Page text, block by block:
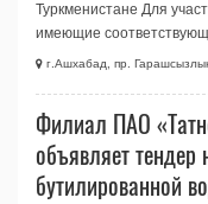
Туркменистане Для
имеющие
г.Ашхабад, пр.
Филиал ПАО
объявляет тендер
бутилированной